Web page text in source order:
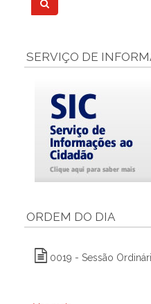
SERVIÇO DE
ORDEM DO DIA
0019 - Sessão